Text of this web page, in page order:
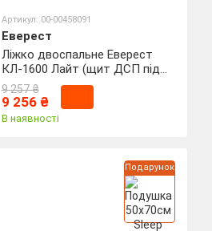
Артикул: 00-00458091
Еверест
Ліжко двоспальне Еверест
КЛ-1600 Лайт (щит ДСП під
матрац) 160х200 см Дуб
сонома (DTM-4657)
9 257 ₴
9 256 ₴
В наявності
Подарунок